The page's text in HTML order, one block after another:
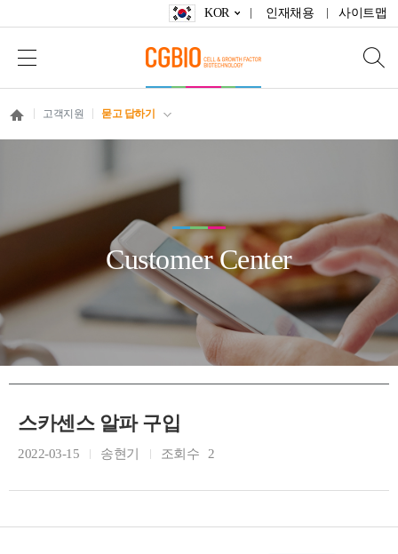
KOR 인재채용 사이트맵
고객지원 묻고 답하기
Customer Center
스카센스 알파 구입
2022-03-15 송현기 조회수 2